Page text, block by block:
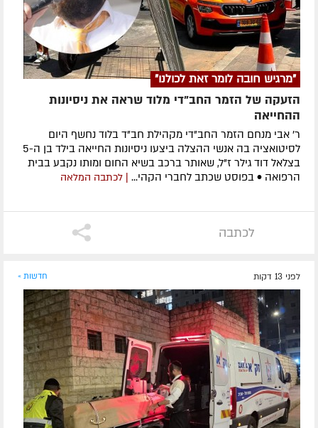
"מרגיש חובה לומר זאת לכולנו"
הזעקה של הזמר החב"די מלוד שראה את ניסיונות
ההחייאה
ר' אבי מנחם הזמר החב"די מקהילת חב"ד בלוד נחשף היום
לסיטואציה בה אנשי ההצלה ביצעו ניסיונות החייאה בילד בן ה-5
בצלאל דוד גילר ז"ל, שאותר ברכב בשיא החום ומותו נקבע בבית
הרפואה • בפוסט שכתב לחברי הקהי... | לכתבה המלאה
לכתבה
לפני 13 דקות חדשות »